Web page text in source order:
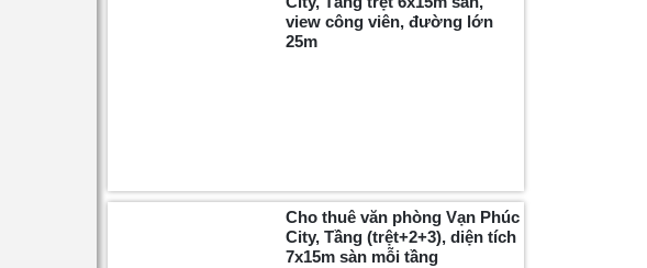
view công viên, đường lớn
25m
Cho thuê văn phòng Vạn Phúc
City, Tầng (trệt+2+3), diện tích
7x15m sàn mỗi tầng